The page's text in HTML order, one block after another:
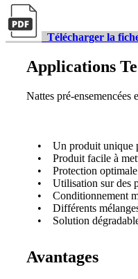
Télécharger la
Applications
Nattes pré-ensemencées
• Un produit unique
• Produit facile à
• Protection optimale
• Utilisation sur des
• Conditionnement
• Différents mélanges
• Solution dégradable
Avantages